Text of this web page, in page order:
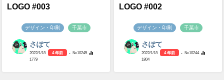
LOGO #003
デザイン・印刷 千葉市
さぽて
2022/1/18 4 年前
- №10245
1779
LOGO #002
デザイン・印刷 千葉市
さぽて
2022/1/18 4 年前
- №10244
1804